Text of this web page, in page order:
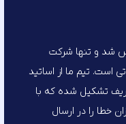
۱۴۰۲ تأسیس شد و تنها شرکت
است. تیم ما از اساتید
تشکیل شده که با
خطا را در ارسال